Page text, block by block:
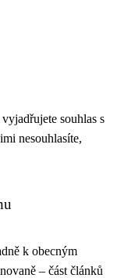
souhlas s
nesouhlasíte,
k obecným
– část článků